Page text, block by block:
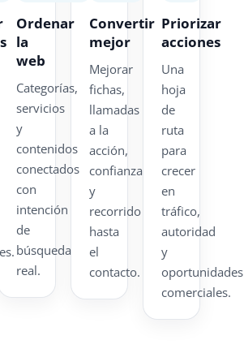
Ordenar
la
web
Categorías,
servicios
y
contenidos
conectados
con
intención
de
búsqueda
real.
Convertir
mejor
Mejorar
fichas,
llamadas
a la
acción,
confianza
y
recorrido
hasta
el
contacto.
Priorizar
acciones
Una
hoja
de
ruta
para
crecer
en
tráfico,
autoridad
y
oportunidades
comerciales.